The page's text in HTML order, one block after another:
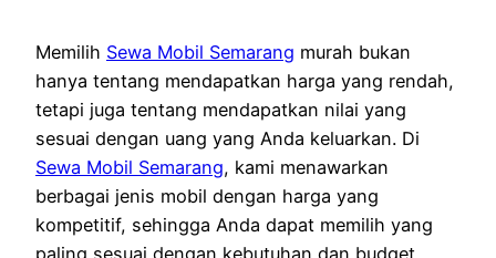
Memilih Sewa Mobil Semarang murah bukan
hanya tentang mendapatkan harga yang rendah,
tetapi juga tentang mendapatkan nilai yang
sesuai dengan uang yang Anda keluarkan. Di
Sewa Mobil Semarang, kami menawarkan
berbagai jenis mobil dengan harga yang
kompetitif, sehingga Anda dapat memilih yang
paling sesuai dengan kebutuhan dan budget